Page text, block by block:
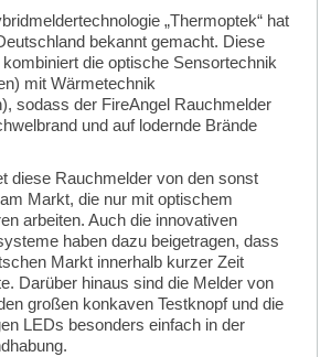
„Thermoptek“ hat
bekannt gemacht. Diese
kombiniert die optische Sensortechnik
mit Wärmetechnik
sodass der FireAngel Rauchmelder
und auf lodernde Brände
diese Rauchmelder von den sonst
Markt, die nur mit optischem
arbeiten. Auch die innovativen
haben dazu beigetragen, dass
Markt innerhalb kurzer Zeit
Darüber hinaus sind die Melder von
großen konkaven Testknopf und die
LEDs besonders einfach in der